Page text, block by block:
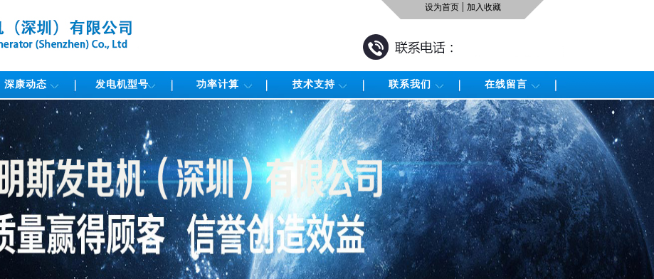
设为首页| 加入收藏
深康动态 发电机型号 功率计算 技术支持 联系我们 在线留言